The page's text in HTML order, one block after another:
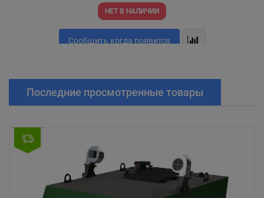
НЕТ В НАЛИЧИИ
Сообщить когда появится
Последние просмотренные товары